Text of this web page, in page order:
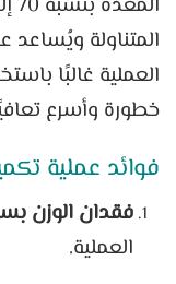
المتناولة
العملية غالبًا
خطورة وأسرع
فوائد عملية
فقدان الوزن
العملية.